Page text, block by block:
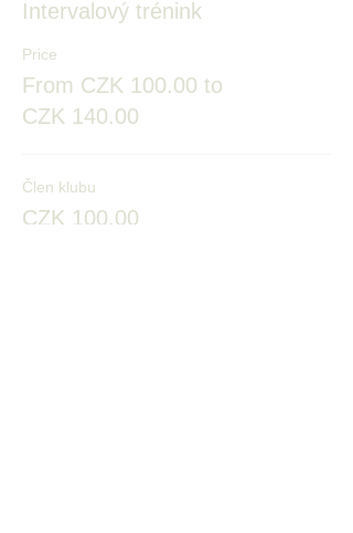
Intervalový trénink
Price
From CZK 100.00 to
CZK 140.00
Člen klubu
CZK 100.00